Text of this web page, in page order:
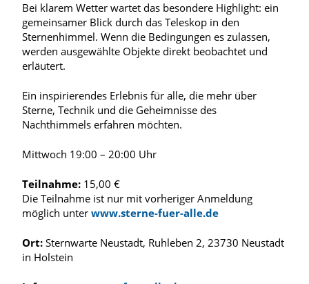
Bei klarem Wetter wartet das besondere Highlight: ein
gemeinsamer Blick durch das Teleskop in den
Sternenhimmel. Wenn die Bedingungen es zulassen,
werden ausgewählte Objekte direkt beobachtet und
erläutert.
Ein inspirierendes Erlebnis für alle, die mehr über
Sterne, Technik und die Geheimnisse des
Nachthimmels erfahren möchten.
Mittwoch 19:00 – 20:00 Uhr
Teilnahme: 15,00 €
Die Teilnahme ist nur mit vorheriger Anmeldung
möglich unter www.sterne-fuer-alle.de
Ort: Sternwarte Neustadt, Ruhleben 2, 23730 Neustadt
in Holstein